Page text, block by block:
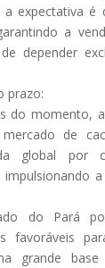
expectativa é
a
depender
prazo:
do momento,
de
global por
impulsionando
do Pará
favoráveis
grande base